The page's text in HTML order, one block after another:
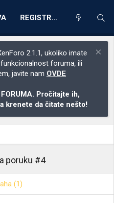
REGISTRACIJA
2.1.1, ukoliko imate
foruma, ili
javite nam OVDE
Pročitajte ih,
krenete da čitate nešto!
poruku #4
(1)